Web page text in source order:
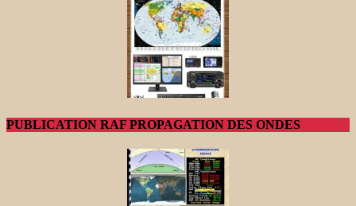
PUBLICATION RAF PROPAGATION DES ONDES